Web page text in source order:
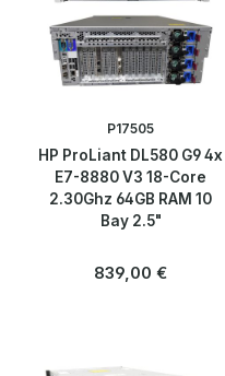
P17505
HP ProLiant DL580 G9 4x
E7-8880 V3 18-Core
2.30Ghz 64GB RAM 10
Bay 2.5"
Regulärer Preis:
839,00 €